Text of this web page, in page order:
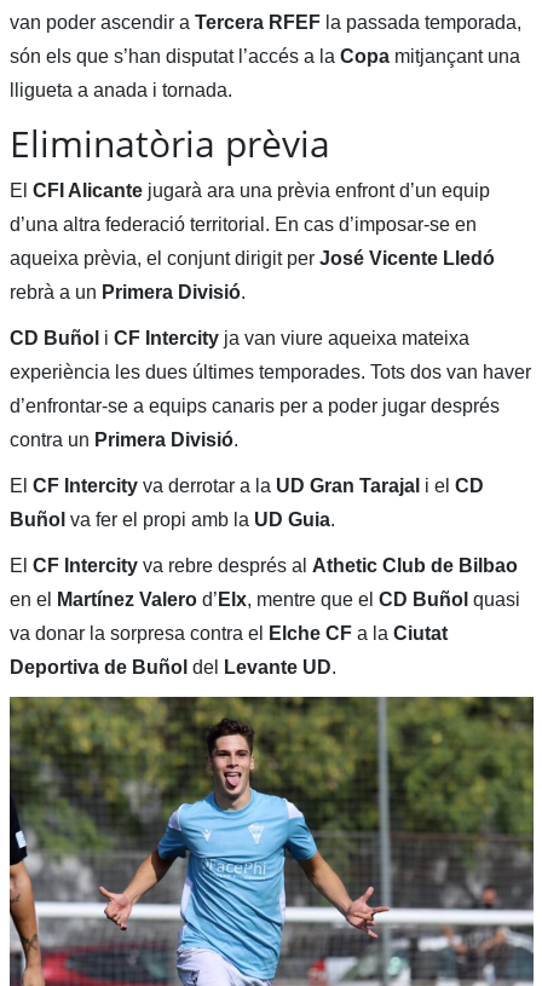
van poder ascendir a Tercera RFEFla passada temporada,
són els que s’han disputat l’accés a la Copa mitjançant una
lligueta a anada i tornada.
Eliminatòria prèvia
El CFI Alicantejugarà ara una prèvia enfront d’un equip
d’una altra federació territorial. En cas d’imposar-se en
aqueixa prèvia, el conjunt dirigit per José Vicente Lledó
rebrà a un Primera Divisió.
CD Buñol i CF Intercity ja van viure aqueixa mateixa
experiència les dues últimes temporades. Tots dos van haver
d’enfrontar-se a equips canaris per a poder jugar després
contra un Primera Divisió.
El CF Intercityva derrotar a la UD Gran Tarajal i el CD
Buñol va fer el propi amb la UD Guia.
El CF Intercityva rebre després al Athetic Club de Bilbao
en el
Martínez Valerod’ Elx, mentre que el CD Buñol quasi
va donar la sorpresa contra el
Elche CFa la Ciutat
Deportiva de Buñol del Levante UD.